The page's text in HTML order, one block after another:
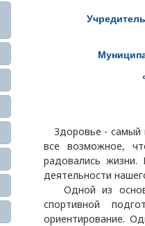
Здоровье - самый
все возможное,
радовались
деятельности
Одной из
спортивной
ориентирование.